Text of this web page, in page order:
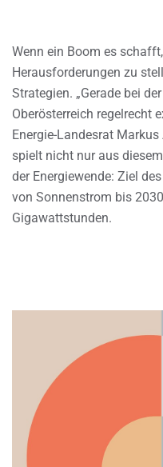
Wenn ein Boom es
Herausforderungen zu
Strategien. „Gerade bei
Oberösterreich regelrecht
Energie-Landesrat
spielt nicht nur aus
der Energiewende: Ziel
von Sonnenstrom bis
Gigawattstunden.